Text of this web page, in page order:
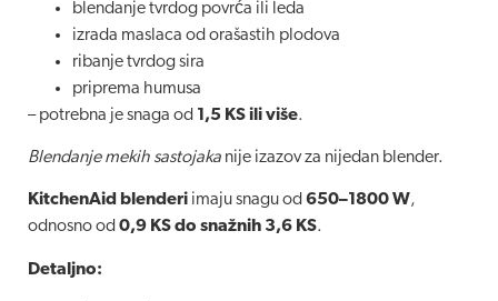
blendanje tvrdog povrća ili leda
izrada maslaca od orašastih plodova
ribanje tvrdog sira
priprema humusa
– potrebna je snaga od 1,5 KS ili više.
Blendanje mekih sastojaka nije izazov za nijedan blender.
KitchenAid blenderi imaju snagu od650–1800 W,
odnosno od0,9 KS do snažnih 3,6 KS.
Detaljno: